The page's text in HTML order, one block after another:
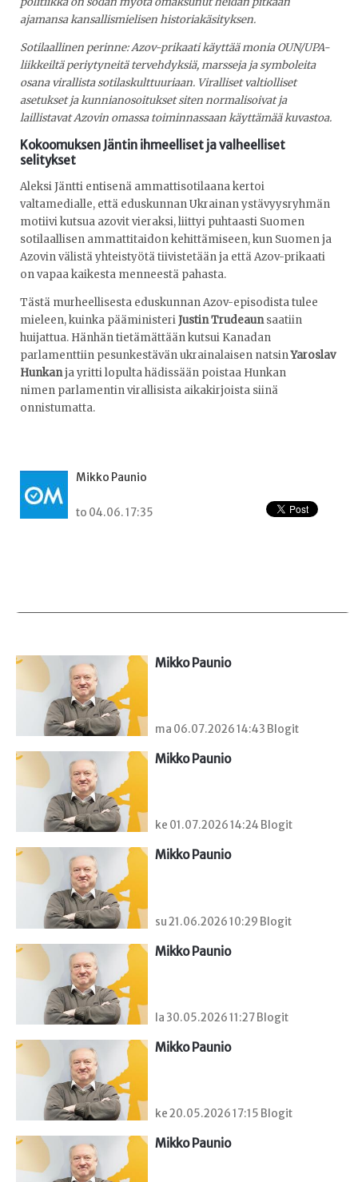
ajamansa kansallismielisen historiakäsityksen.
Sotilaallinen perinne: Azov-prikaati käyttää monia OUN/UPA-
liikkeiltä periytyneitä tervehdyksiä, marsseja ja symboleita
osana virallista sotilaskulttuuriaan. Viralliset valtiolliset
asetukset ja kunnianosoitukset siten normalisoivat ja
laillistavat Azovin omassa toiminnassaan käyttämää kuvastoa.
Kokoomuksen Jäntin ihmeelliset ja valheelliset
selitykset
Aleksi Jäntti entisenä ammattisotilaana kertoi
valtamedialle, että eduskunnan Ukrainan ystävyysryhmän
motiivi kutsua azovit vieraksi, liittyi puhtaasti Suomen
sotilaallisen ammattitaidon kehittämiseen, kun Suomen ja
Azovin välistä yhteistyötä tiivistetään ja että Azov-prikaati
on vapaa kaikesta menneestä pahasta.
Tästä murheellisesta eduskunnan Azov-episodista tulee
mieleen, kuinka pääministeriJustin Trudeaunsaatiin
huijattua. Hänhän tietämättään kutsui Kanadan
parlamenttiin pesunkestävän ukrainalaisen natsinYaroslav
Hunkanja yritti lopulta hädissään poistaa Hunkan
nimen parlamentin virallisista aikakirjoista siinä
onnistumatta.
Mikko Paunio
to 04.06. 17:35
Mikko Paunio
ma 06.07.2026 14:43 Blogit
Mikko Paunio
ke 01.07.2026 14:24 Blogit
Mikko Paunio
su 21.06.2026 10:29 Blogit
Mikko Paunio
la 30.05.2026 11:27 Blogit
Mikko Paunio
ke 20.05.2026 17:15 Blogit
Mikko Paunio